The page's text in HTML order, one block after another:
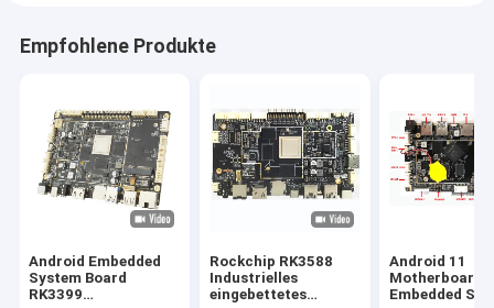
Empfohlene Produkte
Android Embedded
System Board
RK3399
Rockchip RK3588
Industrielles
eingebettetes
Android 11
Motherboard
Embedded